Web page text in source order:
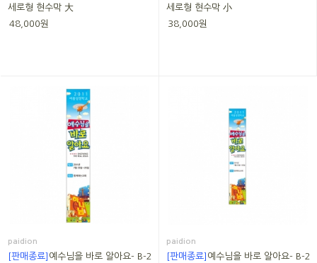
세로형 현수막 大
48,000원
세로형 현수막 小
38,000원
paidion
[판매종료] 예수님을 바로 알아요- B-2
paidion
[판매종료] 예수님을 바로 알아요- B-2